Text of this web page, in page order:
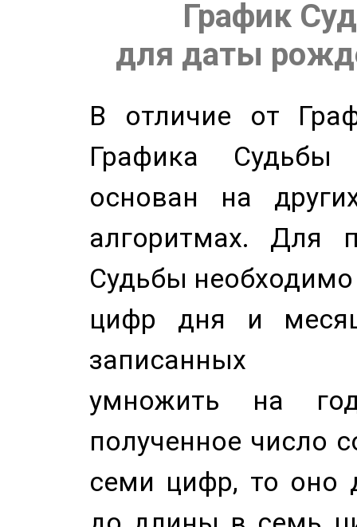
График
для даты
В отличие от
Графика
основан на
алгоритмах. Для
Судьбы
цифр дня и
записанных
умножить на
полученное число
семи цифр, то оно